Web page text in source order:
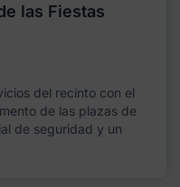
las Fiestas
del recinto con el
de las plazas de
de seguridad y un